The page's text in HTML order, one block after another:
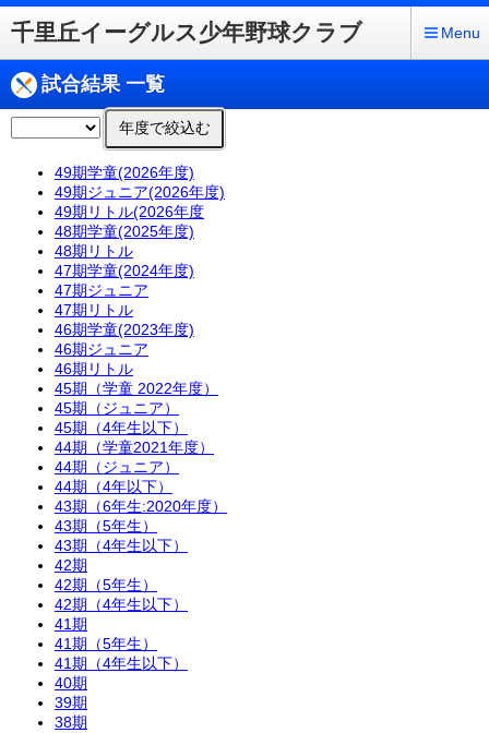
千里丘イーグルス少年野球クラブ Menu
試合結果 一覧
年度で絞込む
49期学童(2026年度)
49期ジュニア(2026年度)
49期リトル(2026年度
48期学童(2025年度)
48期リトル
47期学童(2024年度)
47期ジュニア
47期リトル
46期学童(2023年度)
46期ジュニア
46期リトル
45期（学童 2022年度）
45期（ジュニア）
45期（4年生以下）
44期（学童2021年度）
44期（ジュニア）
44期（4年以下）
43期（6年生:2020年度）
43期（5年生）
43期（4年生以下）
42期
42期（5年生）
42期（4年生以下）
41期
41期（5年生）
41期（4年生以下）
40期
39期
38期